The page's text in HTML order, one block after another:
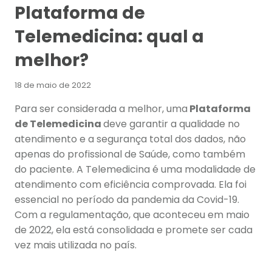
Plataforma de
Telemedicina: qual a
melhor?
18 de maio de 2022
Para ser considerada a melhor, uma Plataforma
de Telemedicinadeve garantir a qualidade no
atendimento e a segurança total dos dados, não
apenas do profissional de Saúde, como também
do paciente. A Telemedicina é uma modalidade de
atendimento com eficiência comprovada. Ela foi
essencial no período da pandemia da Covid-19.
Com a regulamentação, que aconteceu em maio
de 2022, ela está consolidada e promete ser cada
vez mais utilizada no país.